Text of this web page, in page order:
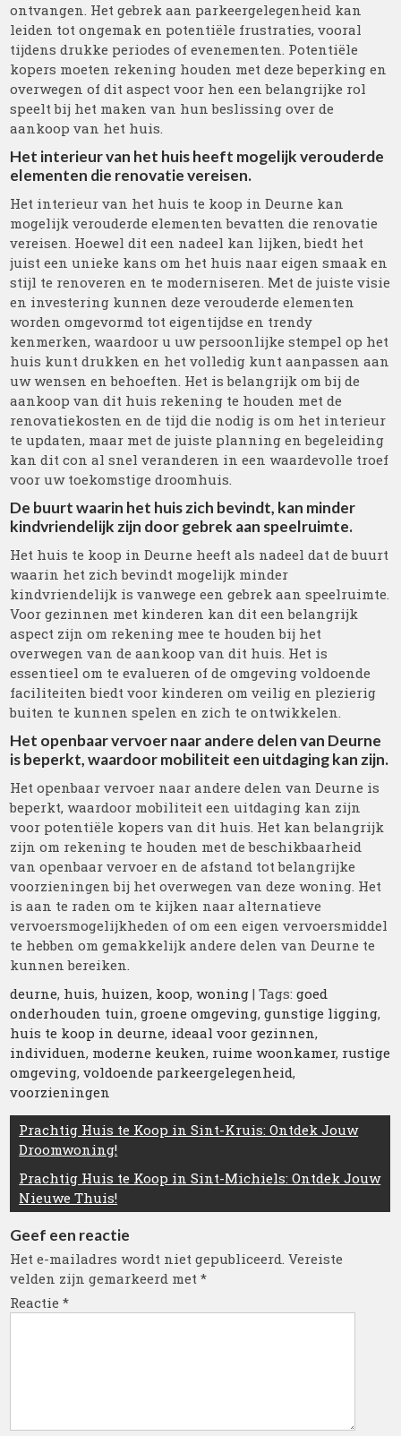
ontvangen. Het gebrek aan parkeergelegenheid kan
leiden tot ongemak en potentiële frustraties, vooral
tijdens drukke periodes of evenementen. Potentiële
kopers moeten rekening houden met deze beperking en
overwegen of dit aspect voor hen een belangrijke rol
speelt bij het maken van hun beslissing over de
aankoop van het huis.
Het interieur van het huis heeft mogelijk verouderde
elementen die renovatie vereisen.
Het interieur van het huis te koop in Deurne kan
mogelijk verouderde elementen bevatten die renovatie
vereisen. Hoewel dit een nadeel kan lijken, biedt het
juist een unieke kans om het huis naar eigen smaak en
stijl te renoveren en te moderniseren. Met de juiste visie
en investering kunnen deze verouderde elementen
worden omgevormd tot eigentijdse en trendy
kenmerken, waardoor u uw persoonlijke stempel op het
huis kunt drukken en het volledig kunt aanpassen aan
uw wensen en behoeften. Het is belangrijk om bij de
aankoop van dit huis rekening te houden met de
renovatiekosten en de tijd die nodig is om het interieur
te updaten, maar met de juiste planning en begeleiding
kan dit con al snel veranderen in een waardevolle troef
voor uw toekomstige droomhuis.
De buurt waarin het huis zich bevindt, kan minder
kindvriendelijk zijn door gebrek aan speelruimte.
Het huis te koop in Deurne heeft als nadeel dat de buurt
waarin het zich bevindt mogelijk minder
kindvriendelijk is vanwege een gebrek aan speelruimte.
Voor gezinnen met kinderen kan dit een belangrijk
aspect zijn om rekening mee te houden bij het
overwegen van de aankoop van dit huis. Het is
essentieel om te evalueren of de omgeving voldoende
faciliteiten biedt voor kinderen om veilig en plezierig
buiten te kunnen spelen en zich te ontwikkelen.
Het openbaar vervoer naar andere delen van Deurne
is beperkt, waardoor mobiliteit een uitdaging kan zijn.
Het openbaar vervoer naar andere delen van Deurne is
beperkt, waardoor mobiliteit een uitdaging kan zijn
voor potentiële kopers van dit huis. Het kan belangrijk
zijn om rekening te houden met de beschikbaarheid
van openbaar vervoer en de afstand tot belangrijke
voorzieningen bij het overwegen van deze woning. Het
is aan te raden om te kijken naar alternatieve
vervoersmogelijkheden of om een eigen vervoersmiddel
te hebben om gemakkelijk andere delen van Deurne te
kunnen bereiken.
deurne, huis, huizen, koop,woning | Tags:goed
onderhouden tuin,groene omgeving,gunstige ligging,
huis te koop in deurne, ideaal voor gezinnen,
individuen, moderne keuken, ruime woonkamer, rustige
omgeving,voldoende parkeergelegenheid,
voorzieningen
Berichtnavigatie
Prachtig Huis te Koop in Sint-Kruis: Ontdek Jouw
Droomwoning!
Prachtig Huis te Koop in Sint-Michiels: Ontdek Jouw
Nieuwe Thuis!
Geef een reactie
Het e-mailadres wordt niet gepubliceerd. Vereiste
velden zijn gemarkeerd met*
Reactie*